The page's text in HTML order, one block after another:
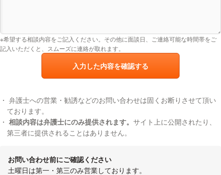
※希望する相談内容をご記入ください。その他に面談日、ご連絡可能な時間帯をご
記入いただくと、スムーズに連絡が取れます。
入力した内容を確認する
弁護士への営業・勧誘などのお問い合わせは固くお断りさせて頂い
ております。
相談内容は弁護士にのみ提供されます。 サイト上に公開されたり、
第三者に提供されることはありません。
お問い合わせ前にご確認ください
土曜日は第一・第三のみ営業しております。